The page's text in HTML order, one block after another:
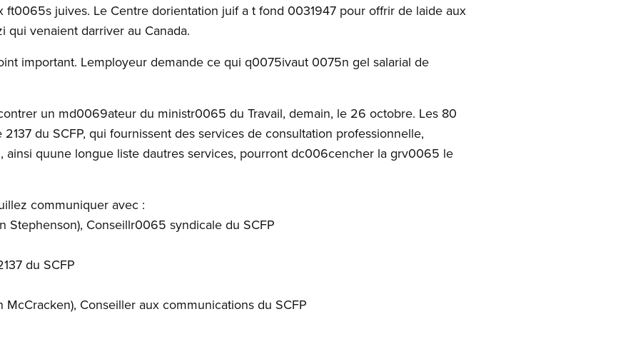
ft0065s juives. Le Centre dorientation juif a t fond 0031947 pour offrir de laide aux
qui venaient darriver au Canada.
important. Lemployeur demande ce qui q0075ivaut 0075n gel salarial de
un md0069ateur du ministr0065 du Travail, demain, le 26 octobre. Les 80
du SCFP, qui fournissent des services de consultation professionnelle,
ainsi quune longue liste dautres services, pourront dc006cencher la grv0065 le
communiquer avec :
Stephenson), Conseillr0065 syndicale du SCFP
du SCFP
McCracken), Conseiller aux communications du SCFP